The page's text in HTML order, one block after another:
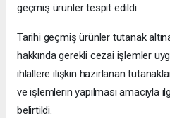
geçmiş ürünler tespit edildi.
Tarihi geçmiş ürünler tutanak
hakkında gerekli cezai işlemler
ihlallere ilişkin hazırlanan
ve işlemlerin yapılması amacıyla
belirtildi.